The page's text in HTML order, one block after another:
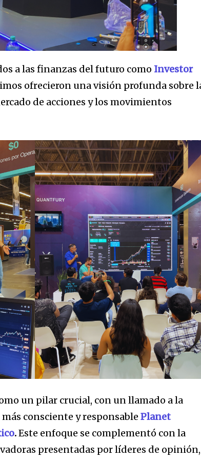
a las finanzas del futuro como Investor
ofrecieron una visión profunda sobre
de acciones y los movimientos
un pilar crucial, con un llamado a la
consciente y responsable Planet
.Este enfoque se complementó con la
presentadas por líderes de opinión,